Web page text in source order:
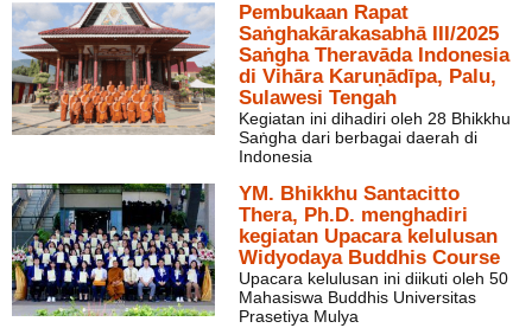
Pembukaan Rapat
Saṅghakārakasabhā III/2025
Saṅgha Theravāda Indonesia
di Vihāra Karuṇādīpa, Palu,
Sulawesi Tengah
Kegiatan ini dihadiri oleh 28 Bhikkhu
Saṅgha dari berbagai daerah di
Indonesia
YM. Bhikkhu Santacitto
Thera, Ph.D. menghadiri
kegiatan Upacara kelulusan
Widyodaya Buddhis Course
Upacara kelulusan ini diikuti oleh 50
Mahasiswa Buddhis Universitas
Prasetiya Mulya